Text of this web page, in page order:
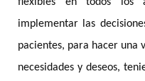
flexibles en todos los
implementar las
pacientes, para hacer una
necesidades y deseos,